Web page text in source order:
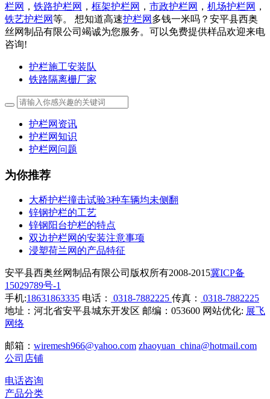
栏网 ， 铁路护栏网 ， 框架护栏网 ， 市政护栏网 ， 机场护栏网 ，
铁艺护栏网等。 想知道高速护栏网 多钱一米吗？安平县西奥
丝网制品有限公司竭诚为您服务。可以免费提供样品欢迎来电
咨询!
护栏施工安装队
铁路隔离栅厂家
护栏网资讯
护栏网知识
护栏网问题
为你推荐
大桥护栏撞击试验3种车辆均未侧翻
锌钢护栏的工艺
锌钢阳台护栏的特点
双边护栏网的安装注意事项
浸塑荷兰网的产品特征
安平县西奥丝网制品有限公司版权所有2008-2015冀ICP备
15029789号-1
手机:18631863335 电话： 0318-7882225 传真：
0318-7882225
地址：河北省安平县城东开发区 邮编：053600 网站优化: 展飞
网络
邮箱： wiremesh966@yahoo.com zhaoyuan_china@hotmail.com
公司店铺
电话咨询
产品分类